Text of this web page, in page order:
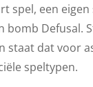
spel, een
bomb Defusal.
staat dat voor
speltypen.